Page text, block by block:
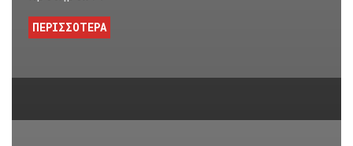
ΠΕΡΙΣΣΟΤΕΡΑ